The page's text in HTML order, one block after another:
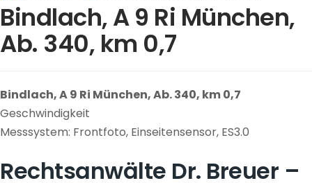
Bindlach, A 9 Ri München,
Ab. 340, km 0,7
Bindlach, A 9 Ri München, Ab. 340, km 0,7
Geschwindigkeit
Messsystem: Frontfoto, Einseitensensor, ES3.0
Rechtsanwälte Dr. Breuer –